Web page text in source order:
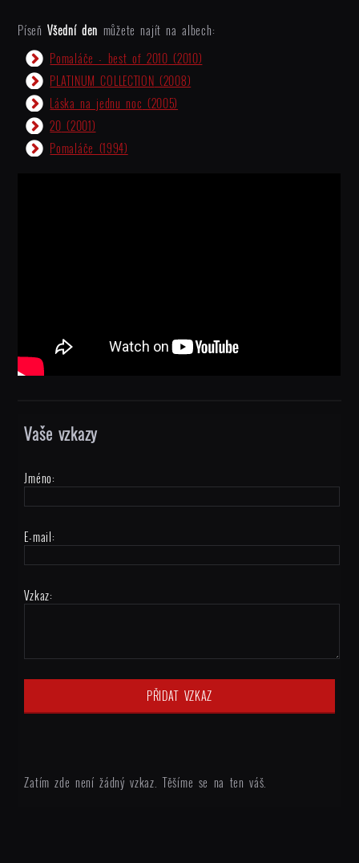
PíseňVšední den můžete najít na albech:
Pomaláče - best of 2010 (2010)
PLATINUM COLLECTION (2008)
Láska na jednu noc (2005)
20 (2001)
Pomaláče (1994)
Vaše vzkazy
Jméno:
E-mail:
Vzkaz:
Zatím zde není žádný vzkaz. Těšíme se na ten váš.